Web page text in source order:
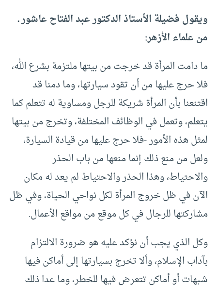
ويقول فضيلة الأستاذ الدكتور عبد الفتاح عاشور ـ
من علماء الأزهر:
ما دامت المرأة قد خرجت من بيتها ملتزمة بشرع الله،
فلا حرج عليها من أن تقود سيارتها، وما دمنا قد
اقتنعنا بأن المرأة شريكة للرجل ومساوية له تتعلم كما
يتعلم، وتعمل في الوظائف المختلفة، وتخرج من بيتها
لمثل هذه الأمور -فلا حرج عليها من قيادة السيارة،
ولعل من منع ذلك إنما منعها من باب الحذر
والاحتياط، وهذا الحذر والاحتياط لم يعد له مكان
الآن في ظل خروج المرأة لكل نواحي الحياة، وفي ظل
مشاركتها للرجال في كل موقع من مواقع الأعمال.
وكل الذي يجب أن نؤكد عليه هو ضرورة الالتزام
بآداب الإسلام، وألا تخرج بسيارتها إلى أماكن فيها
شبهات أو أماكن تتعرض فيها للخطر، وما عدا ذلك